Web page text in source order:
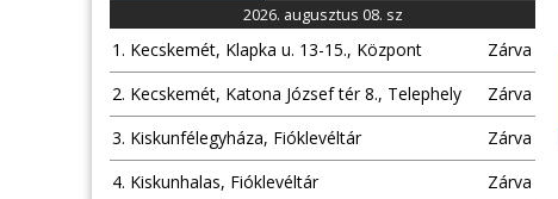
2026. augusztus 08. sz
1. Kecskemét, Klapka u. 13-15., Központ
Zárva
2. Kecskemét, Katona József tér 8., Telephely
Zárva
3. Kiskunfélegyháza, Fióklevéltár
Zárva
4. Kiskunhalas, Fióklevéltár
Zárva